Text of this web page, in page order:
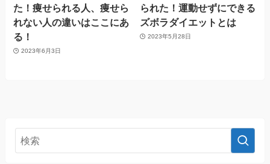
た！痩せられる人、痩せら
れない人の違いはここにあ
る！
2023年6月3日
られた！運動せずにできる
ズボラダイエットとは
2023年5月28日